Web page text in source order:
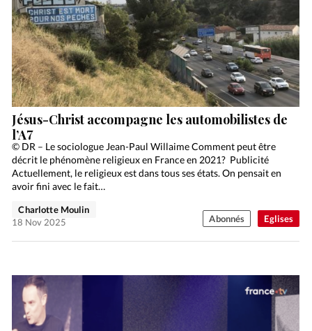
Eglises
Jésus-Christ accompagne les automobilistes de
l’A7
© DR – Le sociologue Jean-Paul Willaime Comment peut être
décrit le phénomène religieux en France en 2021? Publicité
Actuellement, le religieux est dans tous ses états. On pensait en
avoir fini avec le fait…
Charlotte Moulin
18 Nov 2025
Abonnés